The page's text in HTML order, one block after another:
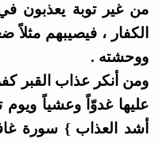
من غير توبة يعذبون
الكفار ، فيصيبهم مثلاً
ووحشته .
ومن أنكر عذاب القبر
عليها غدوّاً وعشياً